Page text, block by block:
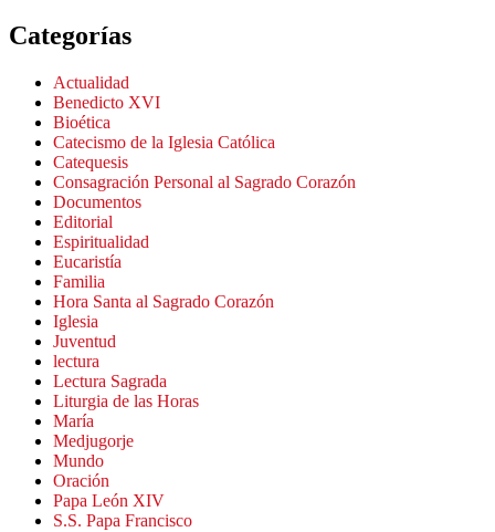
Categorías
Actualidad
Benedicto XVI
Bioética
Catecismo de la Iglesia Católica
Catequesis
Consagración Personal al Sagrado Corazón
Documentos
Editorial
Espiritualidad
Eucaristía
Familia
Hora Santa al Sagrado Corazón
Iglesia
Juventud
lectura
Lectura Sagrada
Liturgia de las Horas
María
Medjugorje
Mundo
Oración
Papa León XIV
S.S. Papa Francisco